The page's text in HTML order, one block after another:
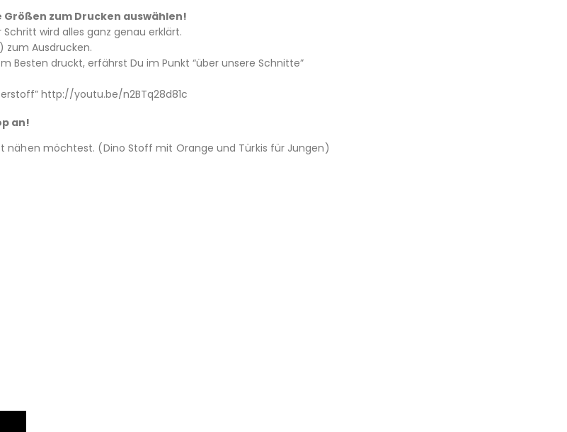
Größen zum Drucken auswählen!
wird alles ganz genau erklärt.
zum Ausdrucken.
Besten druckt, erfährst Du im Punkt “über unsere Schnitte”
http://youtu.be/n2BTq28d81c
an!
nähen möchtest. (Dino Stoff mit Orange und Türkis für Jungen)